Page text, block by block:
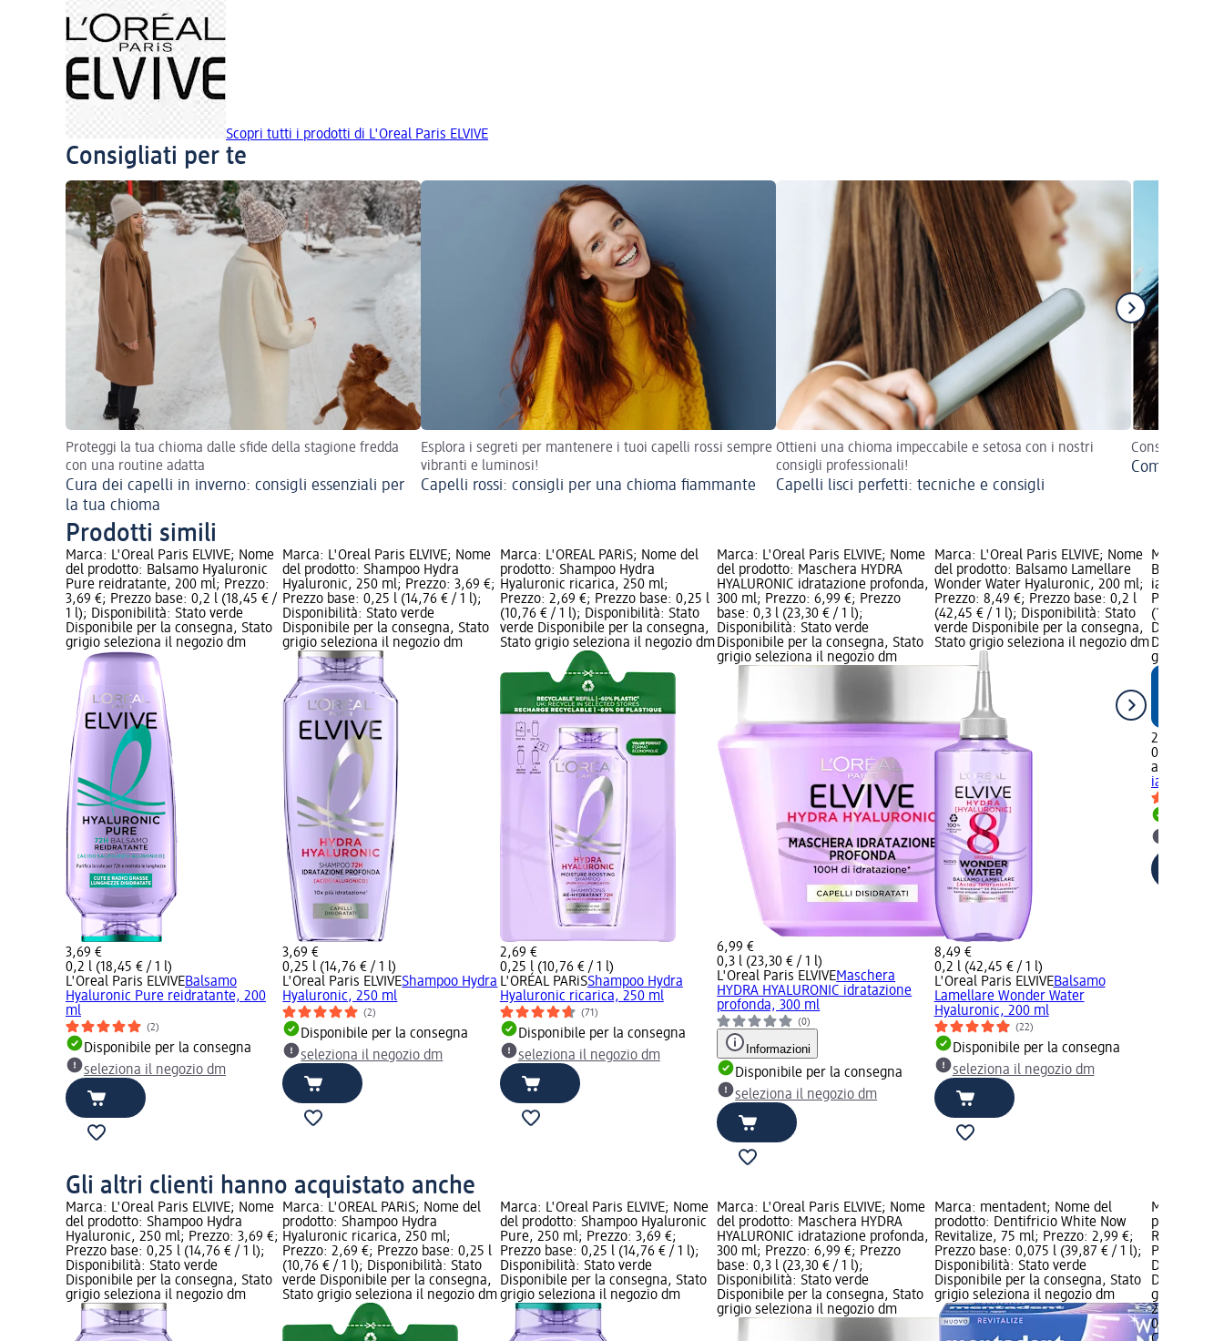
Scopri tutti i prodotti di L'Oreal Paris ELVIVE
Consigliati per te
Proteggi la tua chioma dalle sfide della stagione fredda
con una routine adatta
Cura dei capelli in inverno: consigli essenziali per
la tua chioma
Esplora i segreti per mantenere i tuoi capelli rossi sempre
vibranti e luminosi!
Capelli rossi: consigli per una chioma fiammante
Ottieni una chioma impeccabile e setosa con i nostri
consigli professionali!
Capelli lisci perfetti: tecniche e consigli
Consigli per
Come far
Prodotti simili
Marca: L'Oreal Paris ELVIVE; Nome
del prodotto: Balsamo Hyaluronic
Pure reidratante, 200 ml; Prezzo:
3,69 €; Prezzo base: 0,2 l (18,45 € /
1 l); Disponibilità: Stato verde
Disponibile per la consegna, Stato
grigio seleziona il negozio dm
3,69 €
0,2 l (18,45 € / 1 l)
L'Oreal Paris ELVIVEBalsamo
Hyaluronic Pure reidratante, 200
ml
(2)
Disponibile per la consegna
seleziona il negozio dm
Marca: L'Oreal Paris ELVIVE; Nome
del prodotto: Shampoo Hydra
Hyaluronic, 250 ml; Prezzo: 3,69 €;
Prezzo base: 0,25 l (14,76 € / 1 l);
Disponibilità: Stato verde
Disponibile per la consegna, Stato
grigio seleziona il negozio dm
3,69 €
0,25 l (14,76 € / 1 l)
L'Oreal Paris ELVIVEShampoo Hydra
Hyaluronic, 250 ml
(2)
Disponibile per la consegna
seleziona il negozio dm
Marca: L'ORÉAL PARiS; Nome del
prodotto: Shampoo Hydra
Hyaluronic ricarica, 250 ml;
Prezzo: 2,69 €; Prezzo base: 0,25 l
(10,76 € / 1 l); Disponibilità: Stato
verde Disponibile per la consegna,
Stato grigio seleziona il negozio dm
2,69 €
0,25 l (10,76 € / 1 l)
L'ORÉAL PARiSShampoo Hydra
Hyaluronic ricarica, 250 ml
(71)
Disponibile per la consegna
seleziona il negozio dm
Marca: L'Oreal Paris ELVIVE; Nome
del prodotto: Maschera HYDRA
HYALURONIC idratazione profonda,
300 ml; Prezzo: 6,99 €; Prezzo
base: 0,3 l (23,30 € / 1 l);
Disponibilità: Stato verde
Disponibile per la consegna, Stato
grigio seleziona il negozio dm
6,99 €
0,3 l (23,30 € / 1 l)
L'Oreal Paris ELVIVEMaschera
HYDRA HYALURONIC idratazione
profonda, 300 ml
(0)
Informazioni
Disponibile per la consegna
seleziona il negozio dm
Marca: L'Oreal Paris ELVIVE; Nome
del prodotto: Balsamo Lamellare
Wonder Water Hyaluronic, 200 ml;
Prezzo: 8,49 €; Prezzo base: 0,2 l
(42,45 € / 1 l); Disponibilità: Stato
verde Disponibile per la consegna,
Stato grigio seleziona il negozio dm
8,49 €
0,2 l (42,45 € / 1 l)
L'Oreal Paris ELVIVEBalsamo
Lamellare Wonder Water
Hyaluronic, 200 ml
(22)
Disponibile per la consegna
seleziona il negozio dm
Marca:
Balsamo
ialuronico
Prezzo:
(11,95 € / 1
Disponibile
grigio
2,39 €
0,2 l (11,95
alverde
ialuronico
Gli altri clienti hanno acquistato anche
Marca: L'Oreal Paris ELVIVE; Nome
del prodotto: Shampoo Hydra
Hyaluronic, 250 ml; Prezzo: 3,69 €;
Prezzo base: 0,25 l (14,76 € / 1 l);
Disponibilità: Stato verde
Disponibile per la consegna, Stato
grigio seleziona il negozio dm
Marca: L'ORÉAL PARiS; Nome del
prodotto: Shampoo Hydra
Hyaluronic ricarica, 250 ml;
Prezzo: 2,69 €; Prezzo base: 0,25 l
(10,76 € / 1 l); Disponibilità: Stato
verde Disponibile per la consegna,
Stato grigio seleziona il negozio dm
Marca: L'Oreal Paris ELVIVE; Nome
del prodotto: Shampoo Hyaluronic
Pure, 250 ml; Prezzo: 3,69 €;
Prezzo base: 0,25 l (14,76 € / 1 l);
Disponibilità: Stato verde
Disponibile per la consegna, Stato
grigio seleziona il negozio dm
Marca: L'Oreal Paris ELVIVE; Nome
del prodotto: Maschera HYDRA
HYALURONIC idratazione profonda,
300 ml; Prezzo: 6,99 €; Prezzo
base: 0,3 l (23,30 € / 1 l);
Disponibilità: Stato verde
Disponibile per la consegna, Stato
grigio seleziona il negozio dm
Marca: mentadent; Nome del
prodotto: Dentifricio White Now
Revitalize, 75 ml; Prezzo: 2,99 €;
Prezzo base: 0,075 l (39,87 € / 1 l);
Disponibilità: Stato verde
Disponibile per la consegna, Stato
grigio seleziona il negozio dm
Marca:
prodotto:
Ricarica,
Prezzo
Disponibile
grigio
2,99 €
0,7 l (4,27